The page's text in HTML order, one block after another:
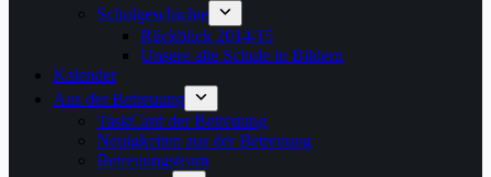
Schulgeschichte
Rückblick 2014/15
Unsere alte Schule in Bildern
Kalender
Aus der Betreuung
TaskCard der Betreuung
Neuigkeiten aus der Betreuung
Betreuungsteam